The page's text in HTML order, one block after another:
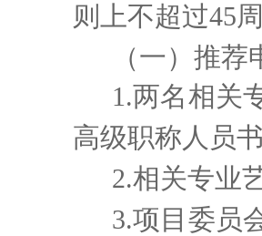
则上不超过45
（一）推荐
1.两名相关
高级职称人员
2.相关专业
3.项目委员